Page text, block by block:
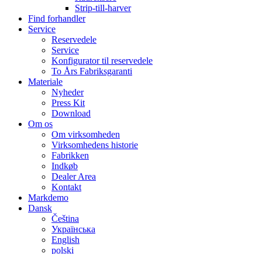
Strip-till-harver
Find forhandler
Service
Reservedele
Service
Konfigurator til reservedele
To Års Fabriksgaranti
Materiale
Nyheder
Press Kit
Download
Om os
Om virksomheden
Virksomhedens historie
Fabrikken
Indkøb
Dealer Area
Kontakt
Markdemo
Dansk
Čeština
Українська
English
polski